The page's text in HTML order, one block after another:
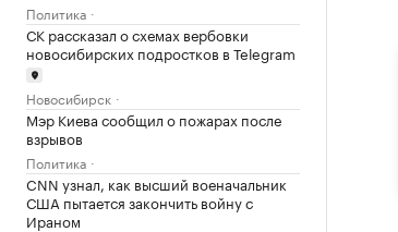
Политика
СК рассказал о схемах вербовки
новосибирских подростков в Telegram
Новосибирск
Мэр Киева сообщил о пожарах после
взрывов
Политика
CNN узнал, как высший военачальник
США пытается закончить войну с
Ираном